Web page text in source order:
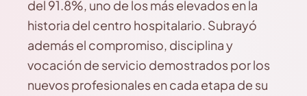
del 91.8%, uno de los más elevados en la
historia del centro hospitalario. Subrayó
además el compromiso, disciplina y
vocación de servicio demostrados por los
nuevos profesionales en cada etapa de su